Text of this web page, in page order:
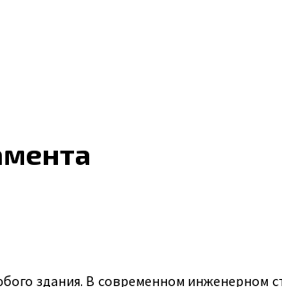
здания. В современном инженерном